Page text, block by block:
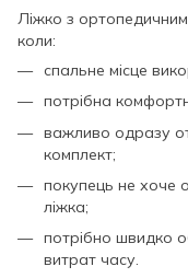
Ліжко з
коли:
спальне місце
потрібна
важливо одразу
комплект;
покупець не хоче
ліжка;
потрібно швидко
витрат часу.